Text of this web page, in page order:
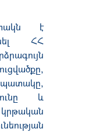
է
ՀՀ
,
,
և
կրթական